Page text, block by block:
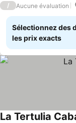
/ Aucune évaluation
Sélectionnez des
les prix exacts
La Tertulia